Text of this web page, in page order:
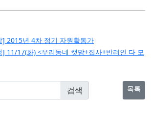
] 2015년 4차 정기 자원활동가
] 11/17(화) <우리동네 캣맘+집사+반려인 다 모
목록